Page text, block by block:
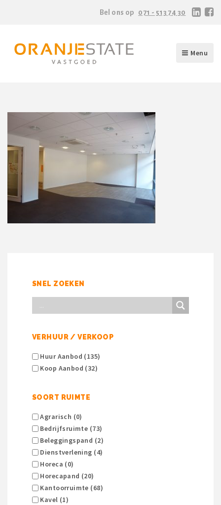
Bel ons op 071 - 513 74 30
Menu
SNEL ZOEKEN
VERHUUR / VERKOOP
Huur Aanbod (135)
Koop Aanbod (32)
SOORT RUIMTE
Agrarisch (0)
Bedrijfsruimte (73)
Beleggingspand (2)
Dienstverlening (4)
Horeca (0)
Horecapand (20)
Kantoorruimte (68)
Kavel (1)